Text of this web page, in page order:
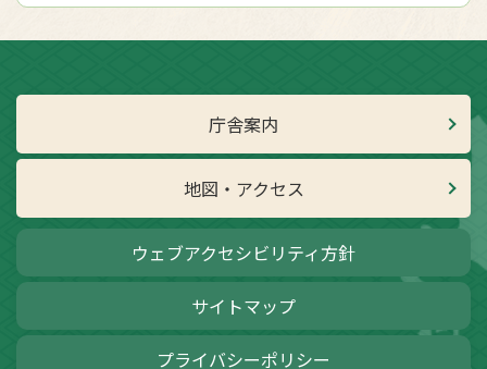
庁舎案内
地図・アクセス
ウェブアクセシビリティ方針
サイトマップ
プライバシーポリシー